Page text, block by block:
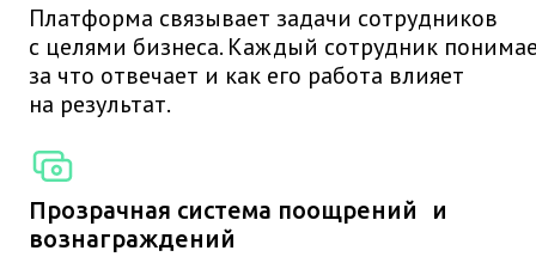
Платформа связывает задачи сотрудников
с целями бизнеса. Каждый сотрудник
за что отвечает и как его работа влияет
на результат.
Прозрачная система поощрений и
вознаграждений